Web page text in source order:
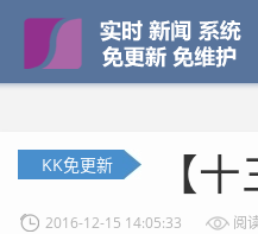
KK免更新 【
2016-12-15 14:05:33 阅